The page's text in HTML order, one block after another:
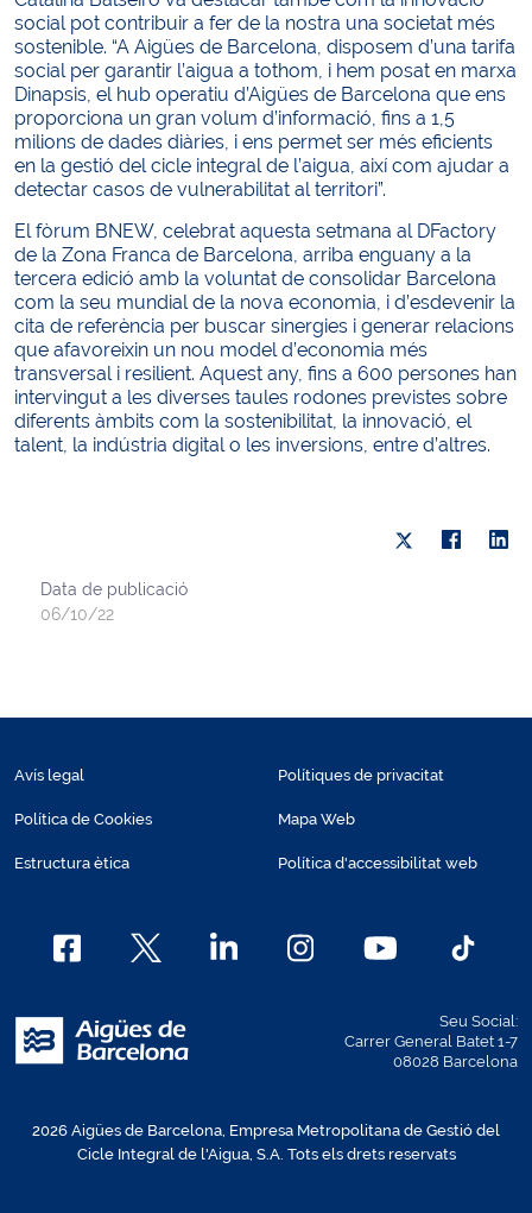
social pot contribuir a fer de la nostra una societat més
sostenible. “A Aigües de Barcelona, disposem d’una tarifa
social per garantir l’aigua a tothom, i hem posat en marxa
Dinapsis, el hub operatiu d’Aigües de Barcelona que ens
proporciona un gran volum d’informació, fins a 1,5
milions de dades diàries, i ens permet ser més eficients
en la gestió del cicle integral de l’aigua, així com ajudar a
detectar casos de vulnerabilitat al territori”.
El fòrum BNEW, celebrat aquesta setmana al DFactory
de la Zona Franca de Barcelona, arriba enguany a la
tercera edició amb la voluntat de consolidar Barcelona
com la seu mundial de la nova economia, i d’esdevenir la
cita de referència per buscar sinergies i generar relacions
que afavoreixin un nou model d’economia més
transversal i resilient. Aquest any, fins a 600 persones han
intervingut a les diverses taules rodones previstes sobre
diferents àmbits com la sostenibilitat, la innovació, el
talent, la indústria digital o les inversions, entre d’altres.
Data de publicació
06/10/22
Avís legal
Política de Cookies
Estructura ètica
Polítiques de privacitat
Mapa Web
Política d'accessibilitat web
Seu Social:
Carrer General Batet 1-7
08028 Barcelona
2026 Aigües de Barcelona, Empresa Metropolitana de Gestió del
Cicle Integral de l'Aigua, S.A. Tots els drets reservats